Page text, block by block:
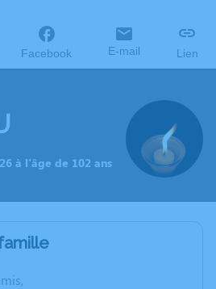
Facebook E-mail Lien
à l'âge de 102 ans